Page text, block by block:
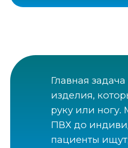
Главная
изделия,
руку или ногу.
ПВХ до
пациенты